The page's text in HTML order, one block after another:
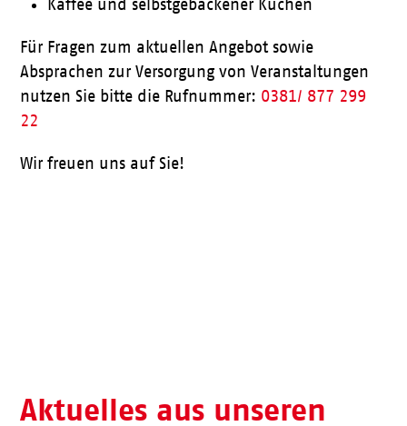
Kaffee und selbstgebackener Kuchen
Für Fragen zum aktuellen Angebot sowie
Absprachen zur Versorgung von Veranstaltungen
nutzen Sie bitte die Rufnummer: 0381/ 877 299
22
Wir freuen uns auf Sie!
Aktuelles aus unseren